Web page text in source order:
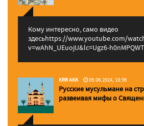
Кому интересно, само видео
здесьhttps://www.youtube.com/
v=wAhN_UEuojU&lc=Ugz6-
KRR AKK 09.06.2024, 18:56
Русские мусульмане на
pазвеивая мифы о